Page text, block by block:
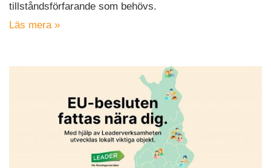
tillståndsförfarande som behövs.
Läs mera »